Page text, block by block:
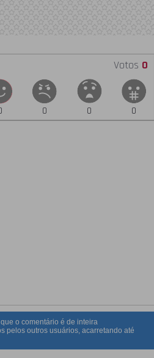
Votos 0
0 0 0
o comentário é de inteira
pelos outros usuários, acarretando até